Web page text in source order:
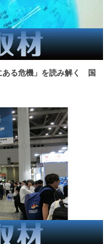
ある危機」を読み解く 国